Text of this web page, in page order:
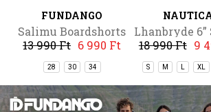
FUNDANGO
Salimu Boardshorts
13 990 Ft 6 990 Ft
28 30 34
Lhanbryde 6”
Short
18 990 Ft 9
S M XL